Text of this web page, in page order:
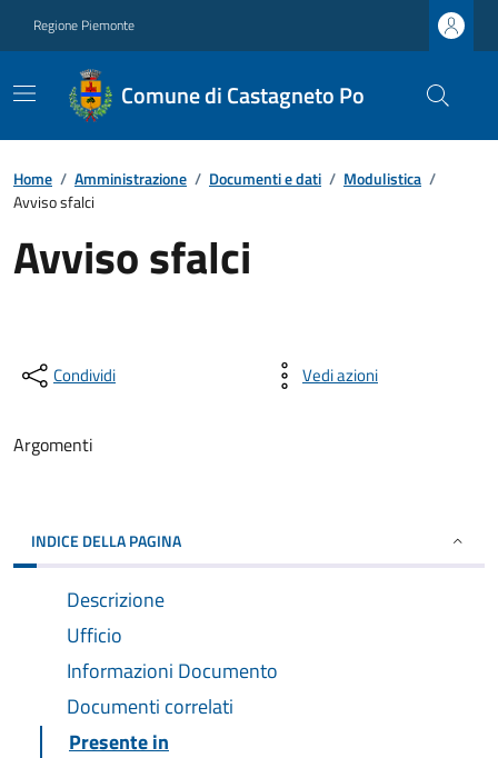
Regione Piemonte
Comune di Castagneto Po
Home / Amministrazione / Documenti e dati / Modulistica /
Avviso sfalci
Avviso sfalci
Condividi Vedi azioni
Argomenti
INDICE DELLA PAGINA
Descrizione
Ufficio
Informazioni Documento
Documenti correlati
Presente in